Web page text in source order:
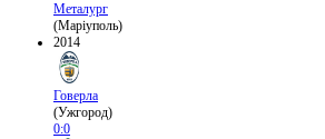
Металург
(Маріуполь)
2014
Говерла
(Ужгород)
0:0